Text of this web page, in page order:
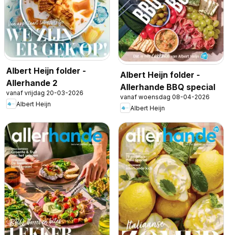
Albert Heijn folder -
Allerhande 2
vanaf vrijdag 20-03-2026
Albert Heijn
Albert Heijn folder -
Allerhande BBQ special
vanaf woensdag 08-04-2026
Albert Heijn